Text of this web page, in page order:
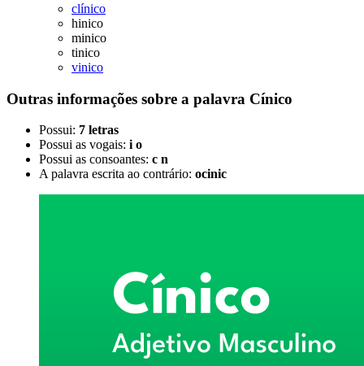
clínico
hinico
minico
tinico
vinico
Outras informações sobre a palavra Cínico
Possui: 7 letras
Possui as vogais: i o
Possui as consoantes: c n
A palavra escrita ao contrário: ocinic